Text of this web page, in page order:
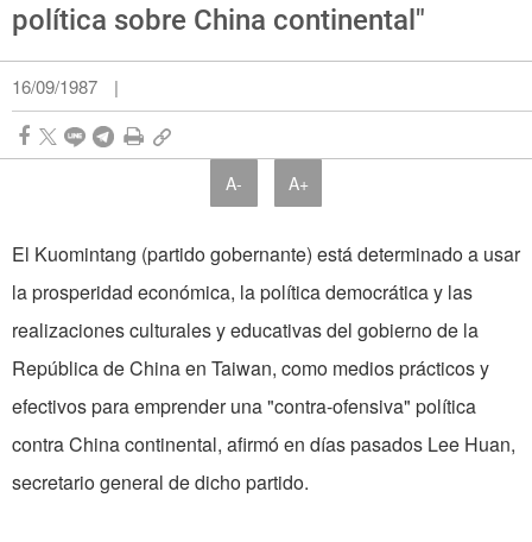
política sobre China continental"
16/09/1987 |
A- A+
El Kuomintang (partido gobernante) está determinado a usar
la prosperidad económica, la política democrática y las
realizaciones culturales y educativas del gobierno de la
República de China en Taiwan, como medios prácticos y
efectivos para emprender una "contra-ofensiva" política
contra China continental, afirmó en días pasados Lee Huan,
secretario general de dicho partido.